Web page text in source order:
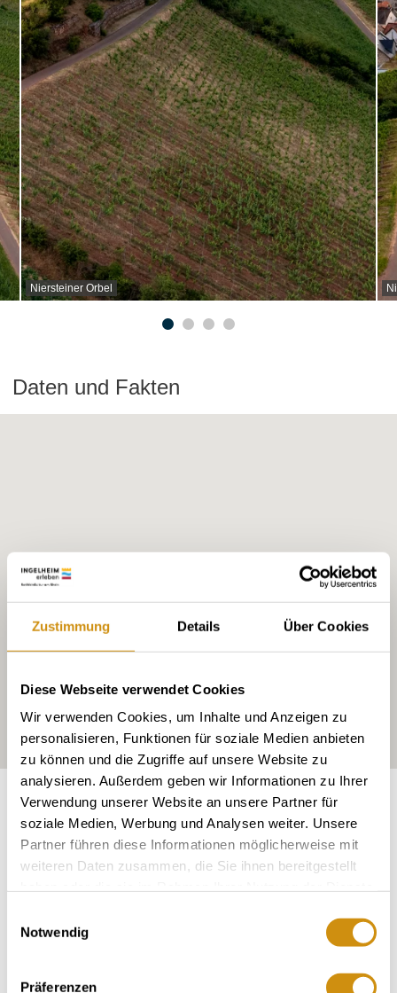
Zustimmung Details Über Cookies
Diese Webseite verwendet Cookies
Wir verwenden Cookies, um Inhalte und Anzeigen zu
personalisieren, Funktionen für soziale Medien anbieten
zu können und die Zugriffe auf unsere Website zu
analysieren. Außerdem geben wir Informationen zu Ihrer
Verwendung unserer Website an unsere Partner für
soziale Medien, Werbung und Analysen weiter. Unsere
Partner führen diese Informationen möglicherweise mit
weiteren Daten zusammen, die Sie ihnen bereitgestellt
Notwendig
Präferenzen
Niersteiner Orbel
Daten und Fakten